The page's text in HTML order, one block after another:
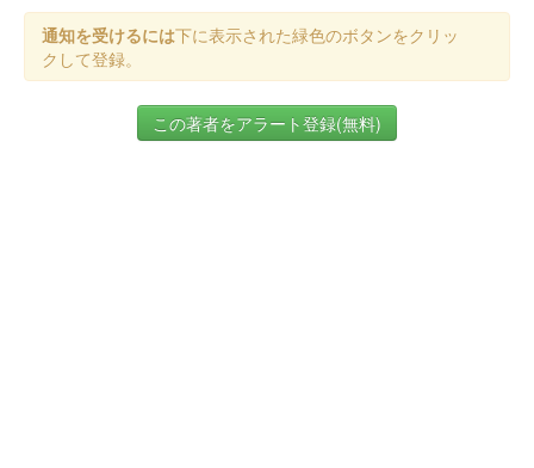
通知を受けるには下に表示された緑色のボタンをクリッ
クして登録。
この著者をアラート登録(無料)